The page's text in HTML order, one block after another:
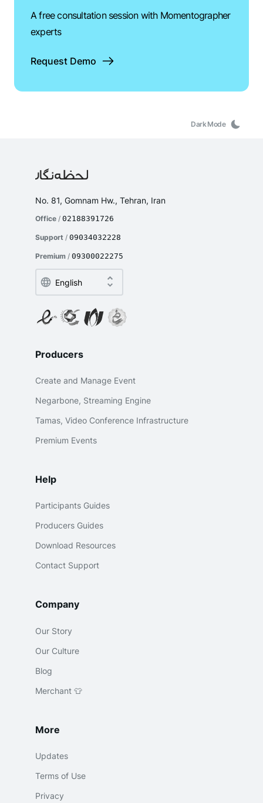
A free consultation session with Momentographer
experts
Request Demo
Dark Mode
No. 81, Gomnam Hw., Tehran, Iran
Office / 02188391726
Support / 09034032228
Premium / 09300022275
Producers
Create and Manage Event
Negarbone, Streaming Engine
Tamas, Video Conference Infrastructure
Premium Events
Help
Participants Guides
Producers Guides
Download Resources
Contact Support
Company
Our Story
Our Culture
Blog
Merchant 👕
More
Updates
Terms of Use
Privacy